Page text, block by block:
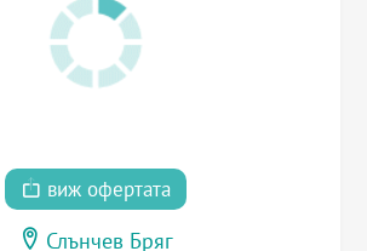
виж офертата
Слънчев Бряг